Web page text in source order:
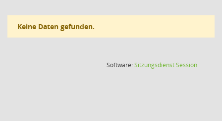
Keine Daten gefunden.
Software:SitzungsdienstSession(Wird in